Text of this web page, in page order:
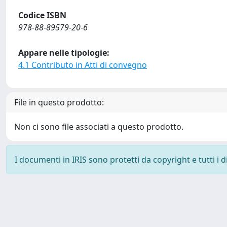
Codice ISBN
978-88-89579-20-6
Appare nelle tipologie:
4.1 Contributo in Atti di convegno
File in questo prodotto:
Non ci sono file associati a questo prodotto.
I documenti in IRIS sono protetti da copyright e tutti i